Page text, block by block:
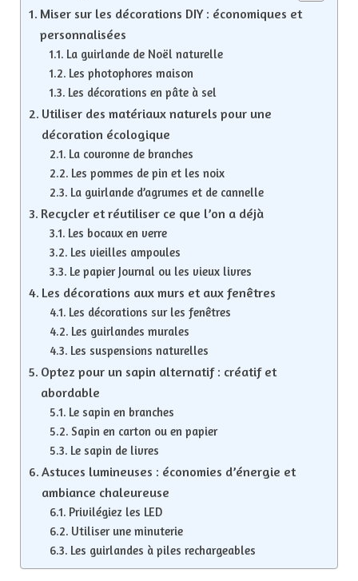
Miser sur les décorations DIY : économiques et
personnalisées
La guirlande de Noël naturelle
Les photophores maison
Les décorations en pâte à sel
Utiliser des matériaux naturels pour une
décoration écologique
La couronne de branches
Les pommes de pin et les noix
La guirlande d’agrumes et de cannelle
Recycler et réutiliser ce que l’on a déjà
Les bocaux en verre
Les vieilles ampoules
Le papier Journal ou les vieux livres
Les décorations aux murs et aux fenêtres
Les décorations sur les fenêtres
Les guirlandes murales
Les suspensions naturelles
Optez pour un sapin alternatif : créatif et
abordable
Le sapin en branches
Sapin en carton ou en papier
Le sapin de livres
Astuces lumineuses : économies d’énergie et
ambiance chaleureuse
Privilégiez les LED
Utiliser une minuterie
Les guirlandes à piles rechargeables